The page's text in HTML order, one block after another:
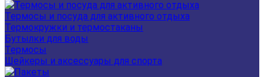
Термосы и посуда для активного отдыха
Термокружки и термостаканы
Бутылки для воды
Термосы
Шейкеры и аксессуары для спорта